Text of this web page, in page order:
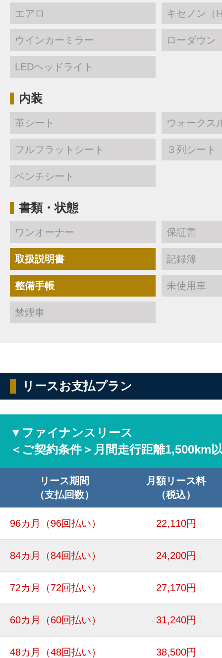
エアロ キセノン（
ウインカーミラー ローダウン
LEDヘッドライト
内装
革シート ウォークス
フルフラットシート ３列シート
ベンチシート
書類・状態
ワンオーナー 保証書
取扱説明書 記録簿
整備手帳 未使用車
禁煙車
リースお支払プラン
▼ファイナンスリース
＜ご契約条件＞月間走行距離1,500km
リース期間
（支払回数）
月額リース料
（税込）
96カ月 （96回払い） 22,110円
84カ月 （84回払い） 24,200円
72カ月 （72回払い） 27,170円
60カ月 （60回払い） 31,240円
48カ月 （48回払い） 38,500円